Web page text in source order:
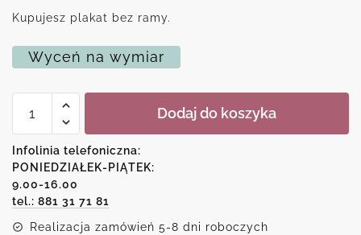
Kupujesz plakat bez ramy.
Wyceń na wymiar
Plakat
plamy
Dodaj do koszyka
Infolinia telefoniczna:
PONIEDZIAŁEK-PIĄTEK:
9.00-16.00
tel.: 881 31 71 81
Realizacja zamówień 5-8 dni roboczych